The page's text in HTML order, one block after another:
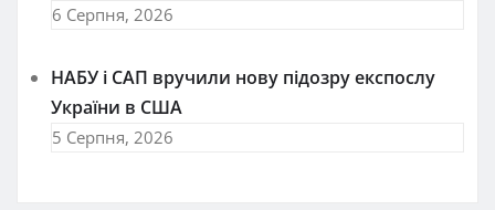
6 Серпня, 2026
НАБУ і САП вручили нову підозру експослу
України в США
5 Серпня, 2026